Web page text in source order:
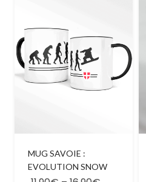
MUG SAVOIE :
EVOLUTION SNOW